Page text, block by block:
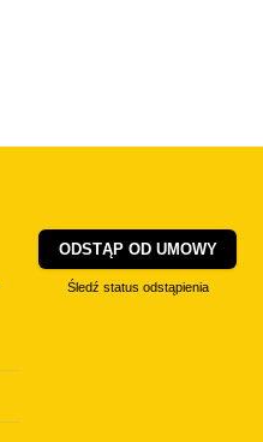
ODSTĄP OD UMOWY
Śledź status odstąpienia